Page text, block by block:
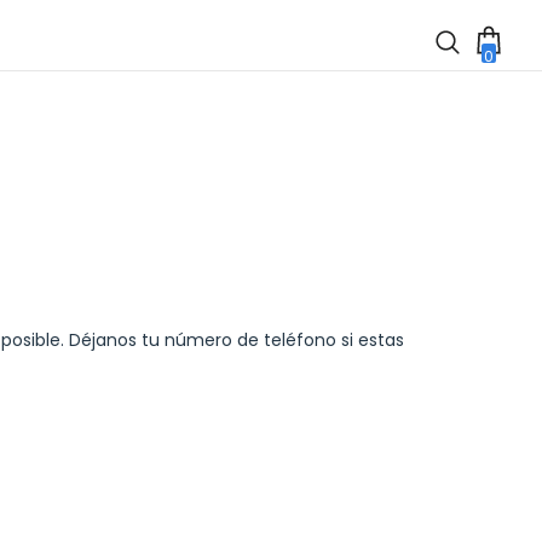
00
item
Déjanos tu número de teléfono si estas